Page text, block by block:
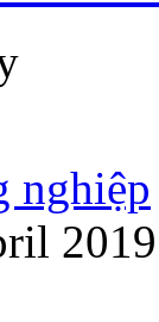
nghiệp
2019